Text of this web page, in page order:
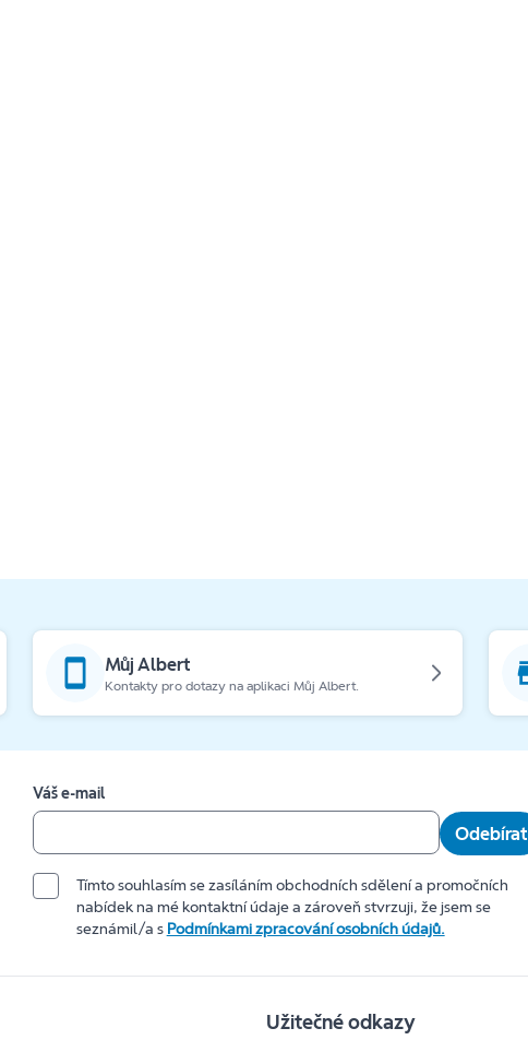
Můj Albert
Kontakty pro dotazy na aplikaci Můj Albert.
Váš e-mail
Odebírat
Tímto souhlasím se zasíláním obchodních sdělení a promočních
nabídek na mé kontaktní údaje a zároveň stvrzuji, že jsem se
seznámil/a s Podmínkami zpracování osobních údajů.
Užitečné odkazy